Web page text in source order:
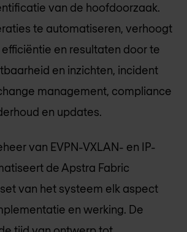
van de hoofdoorzaak.
te automatiseren, verhoogt
en resultaten door te
en inzichten, incident
management, compliance
en updates.
van EVPN-VXLAN- en IP-
de Apstra Fabric
van het systeem elk aspect
en werking. De